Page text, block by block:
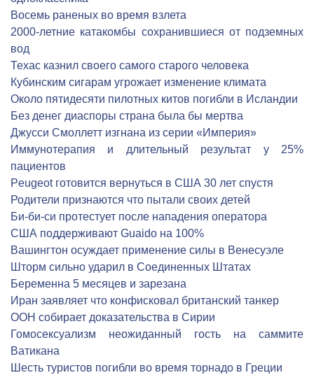
Восемь раненых во время взлета
2000-летние катакомбы сохранившиеся от подземных
вод
Техас казнил своего самого старого человека
Кубинским сигарам угрожает изменение климата
Около пятидесяти пилотных китов погибли в Исландии
Без денег диаспоры страна была бы мертва
Джусси Смоллетт изгнана из серии «Империя»
Иммунотерапия и длительный результат у 25%
пациентов
Peugeot готовится вернуться в США 30 лет спустя
Родители признаются что пытали своих детей
Би-би-си протестует после нападения оператора
США поддерживают Guaido на 100%
Вашингтон осуждает применение силы в Венесуэле
Шторм сильно ударил в Соединенных Штатах
Беременна 5 месяцев и зарезана
Иран заявляет что конфисковал британский танкер
ООН собирает доказательства в Сирии
Гомосексуализм неожиданный гость на саммите
Ватикана
Шесть туристов погибли во время торнадо в Греции